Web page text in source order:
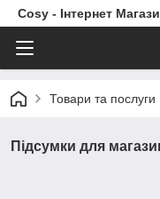
Cosy - Інтернет
Товари та послуги
Підсумки для